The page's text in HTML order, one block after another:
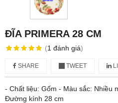
ĐĨA PRIMERA 28 CM
(1 đánh giá)
SHARE TWEET
- Chất liệu: Gốm - Màu sắc: Nhiều
Đường kính 28 cm